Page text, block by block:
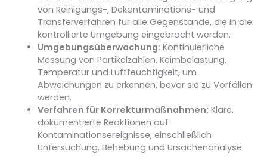
von Reinigungs-, Dekontaminations- und
Transferverfahren für alle Gegenstände, die in die
kontrollierte Umgebung eingebracht werden.
Umgebungsüberwachung: Kontinuierliche
Messung von Partikelzahlen, Keimbelastung,
Temperatur und Luftfeuchtigkeit, um
Abweichungen zu erkennen, bevor sie zu Vorfällen
werden.
Verfahren für Korrekturmaßnahmen: Klare,
dokumentierte Reaktionen auf
Kontaminationsereignisse, einschließlich
Untersuchung, Behebung und Ursachenanalyse.